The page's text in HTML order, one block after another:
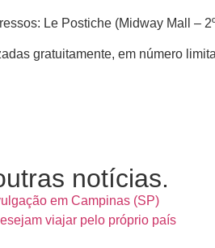
Le Postiche (Midway Mall –
gratuitamente, em número
notícias.
em Campinas (SP)
viajar pelo próprio país